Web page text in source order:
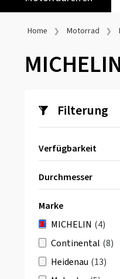
Home Motorrad
Filterung
Verfügbarkeit
Durchmesser
Marke
MICHELIN (4)
Continental (8)
Heidenau (13)